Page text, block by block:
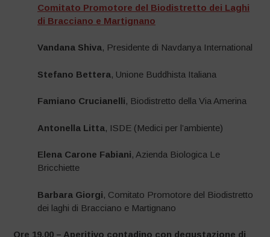
Comitato Promotore del Biodistretto dei Laghi
di Bracciano e Martignano
Vandana Shiva, Presidente di Navdanya International
Stefano Bettera, Unione Buddhista Italiana
Famiano Crucianelli, Biodistretto della Via Amerina
Antonella Litta, ISDE (Medici per l’ambiente)
Elena Carone Fabiani, Azienda Biologica Le
Bricchiette
Barbara Giorgi, Comitato Promotore del Biodistretto
dei laghi di Bracciano e Martignano
Ore 19.00 – Aperitivo contadino con degustazione di